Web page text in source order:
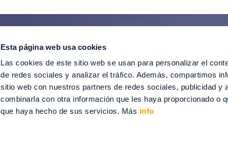
Esta página web usa cookies
Las cookies de este sitio web se usan para personalizar el
de redes sociales y analizar el tráfico. Además, compartimos
sitio web con nuestros partners de redes sociales, publicidad y
combinarla con otra información que les haya proporcionado o
que haya hecho de sus servicios. Más info
¡Entérate de todas
Suscríbete para recibir ofertas
SUSCRÍBETE